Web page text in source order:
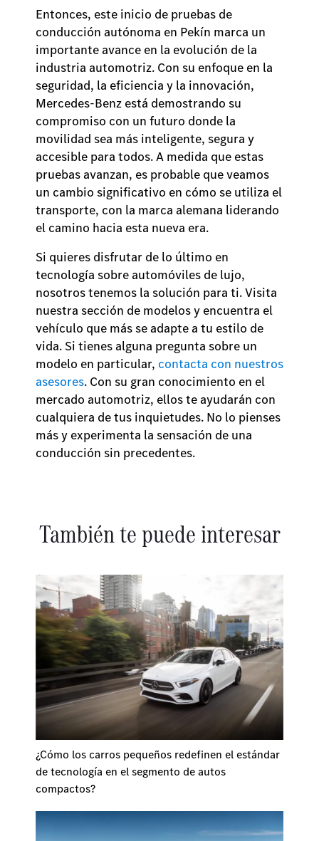
Entonces, este inicio de pruebas de
conducción autónoma en Pekín marca un
importante avance en la evolución de la
industria automotriz. Con su enfoque en la
seguridad, la eficiencia y la innovación,
Mercedes-Benz está demostrando su
compromiso con un futuro donde la
movilidad sea más inteligente, segura y
accesible para todos. A medida que estas
pruebas avanzan, es probable que veamos
un cambio significativo en cómo se utiliza el
transporte, con la marca alemana liderando
el camino hacia esta nueva era.
Si quieres disfrutar de lo último en
tecnología sobre automóviles de lujo,
nosotros tenemos la solución para ti. Visita
nuestra sección de modelos y encuentra el
vehículo que más se adapte a tu estilo de
vida. Si tienes alguna pregunta sobre un
modelo en particular, contacta con nuestros
asesores. Con su gran conocimiento en el
mercado automotriz, ellos te ayudarán con
cualquiera de tus inquietudes. No lo pienses
más y experimenta la sensación de una
conducción sin precedentes.
También te puede interesar
¿Cómo los carros pequeños redefinen el estándar
de tecnología en el segmento de autos
compactos?